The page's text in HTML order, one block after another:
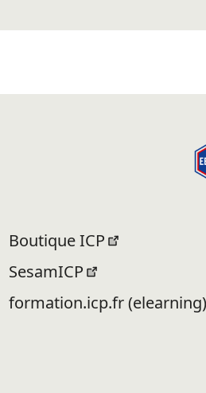
Boutique ICP
SesamICP
formation.icp.fr (elearning)